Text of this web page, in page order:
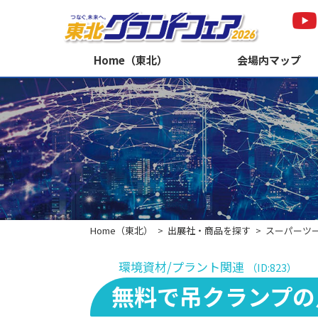
Home（東北） 会場内マップ
Home（東北） 出展社・商品を探す スーパーツ
環境資材/プラント関連 （ID:823）
無料で吊クランプ